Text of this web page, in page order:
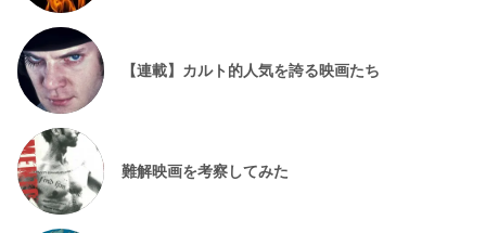
【連載】カルト的人気を誇る映画たち
難解映画を考察してみた